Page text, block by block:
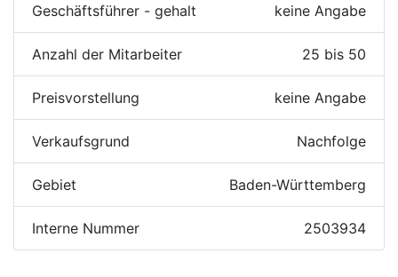
Geschäftsführer - gehalt keine Angabe
Anzahl der Mitarbeiter 25 bis 50
Preisvorstellung keine Angabe
Verkaufsgrund Nachfolge
Gebiet Baden-Württemberg
Interne Nummer 2503934